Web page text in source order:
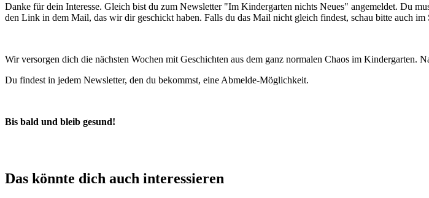
Danke für dein Interesse. Gleich bist du zum Newsletter "Im Kindergarten nichts Neues" angemeldet. Du
den Link in dem Mail, das wir dir geschickt haben. Falls du das Mail nicht gleich findest, schau bitte auch im
Wir versorgen dich die nächsten Wochen mit Geschichten aus dem ganz normalen Chaos im Kindergarten.
Du findest in jedem Newsletter, den du bekommst, eine Abmelde-Möglichkeit.
Bis bald und bleib gesund!
Das könnte dich auch interessieren